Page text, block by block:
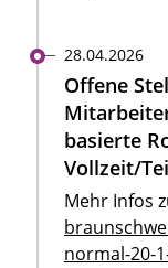
28.04.2026
Offene
basierte
Vollzeit/
Mehr Infos
normal-20-